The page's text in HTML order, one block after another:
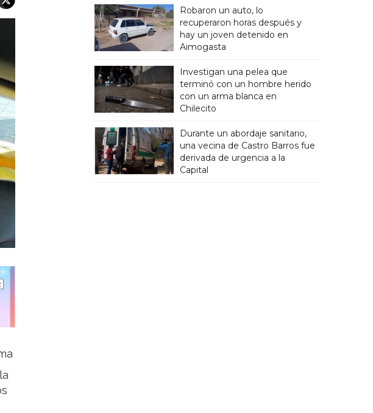
Robaron un auto, lo
recuperaron horas después y
hay un joven detenido en
Aimogasta
Investigan una pelea que
terminó con un hombre herido
con un arma blanca en
Chilecito
Durante un abordaje sanitario,
una vecina de Castro Barros fue
derivada de urgencia a la
Capital